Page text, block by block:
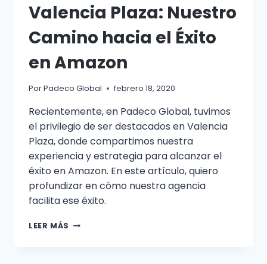
Valencia Plaza: Nuestro
Camino hacia el Éxito
en Amazon
PorPadeco Global febrero 18, 2020
Recientemente, en Padeco Global, tuvimos
el privilegio de ser destacados en Valencia
Plaza, donde compartimos nuestra
experiencia y estrategia para alcanzar el
éxito en Amazon. En este artículo, quiero
profundizar en cómo nuestra agencia
facilita ese éxito.
LEER MÁS